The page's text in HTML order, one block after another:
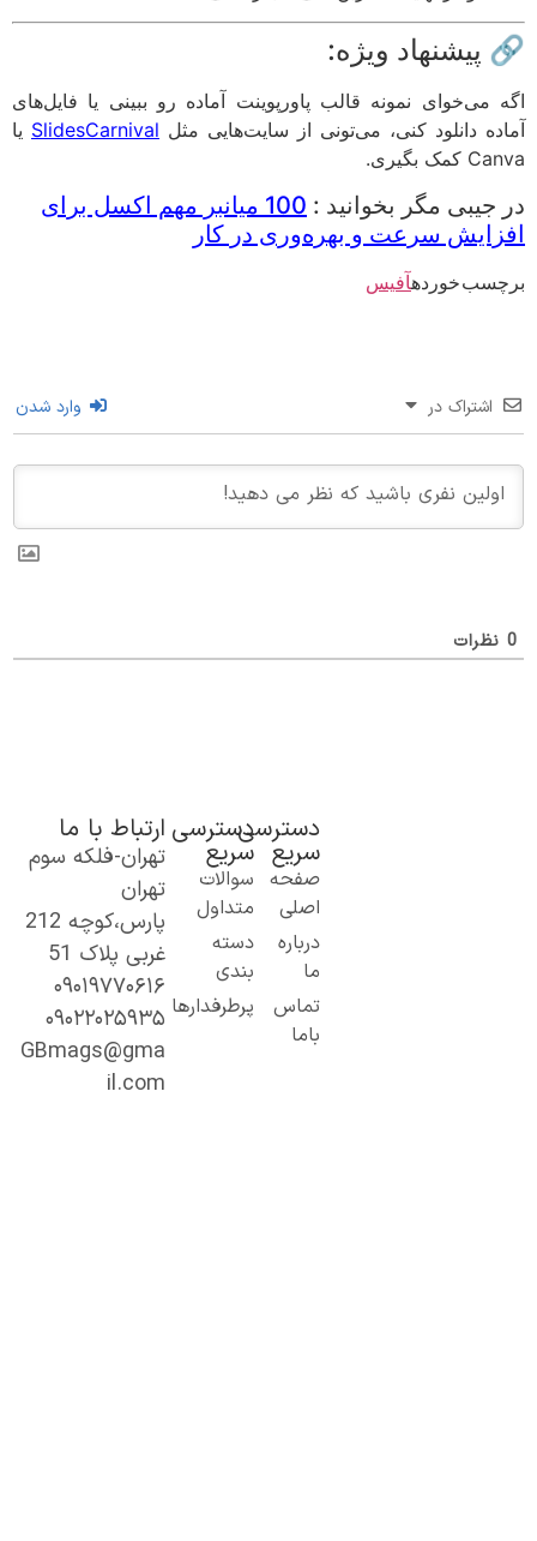
پیشنهاد ویژه:
می‌خوای نمونه قالب پاورپوینت آماده رو ببینی یا فایل‌های
دانلود کنی، می‌تونی از سایت‌هایی مثلSlidesCarnival یا
کمک بگیری.
مگر بخوانید :
100 میانبر مهم اکسل برای
سرعت و بهره‌وری در کار
خوردهآفیس
اشتراک در وارد شدن
دسترسی
سریع
صفحه
اصلی
درباره
تماس
دسترسی
سریع
سوالات
متداول
دسته
بندی
پرطرفدارها
ارتباط با ما
تهران-فلکه سوم
تهران
پارس،کوچه 212
غربی پلاک 51
۰۹۰۱۹۷۷۰۶۱۶
۰۹۰۲۲۰۲۵۹۳۵
GBmags@gma
il.com